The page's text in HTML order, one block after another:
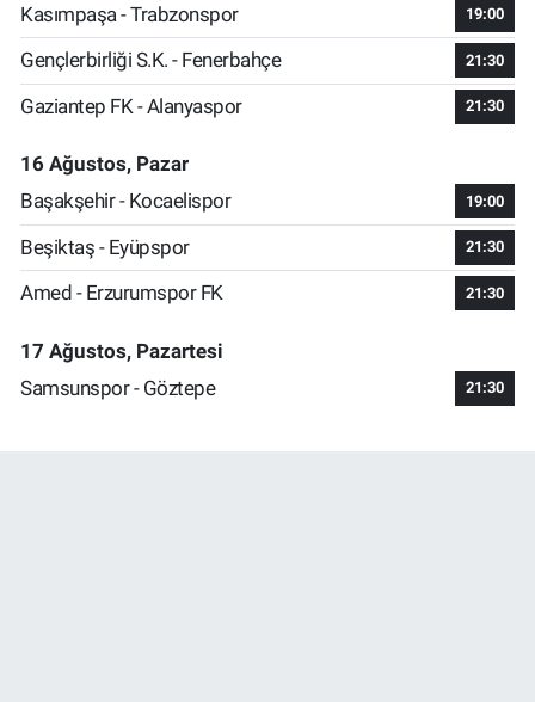
Kasımpaşa - Trabzonspor 19:00
Gençlerbirliği S.K. - Fenerbahçe 21:30
Gaziantep FK - Alanyaspor 21:30
16 Ağustos, Pazar
Başakşehir - Kocaelispor
19:00
Beşiktaş - Eyüpspor 21:30
Amed - Erzurumspor FK 21:30
17 Ağustos, Pazartesi
Samsunspor - Göztepe
21:30